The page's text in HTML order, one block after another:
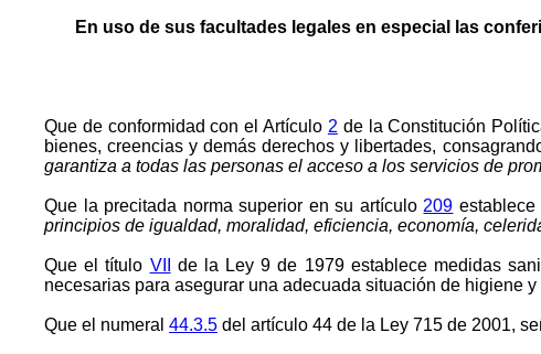
En uso de sus facultades legales en especial las
Que de conformidad con el Artículo 2 de la Constitución
bienes, creencias y demás derechos y libertades,
garantiza a todas las personas el acceso a los servicios de
Que la precitada norma superior en su artículo 209 establece
principios de igualdad, moralidad, eficiencia, economía,
Que el título VII
de la Ley 9 de 1979 establece medidas
necesarias para asegurar una adecuada situación de higiene
Que el numeral 44.3.5 del artículo 44 de la Ley 715 de 2001,